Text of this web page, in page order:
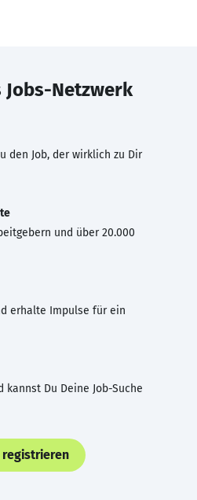
Jobs-Netzwerk
den Job, der wirklich zu Dir
und über 20.000
erhalte Impulse für ein
Du Deine Job-Suche
registrieren